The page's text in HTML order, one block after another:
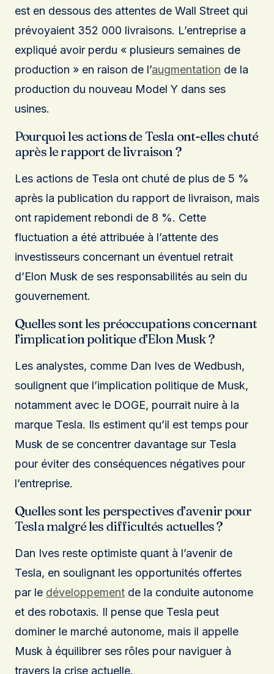
est en dessous des attentes de Wall Street qui
prévoyaient 352 000 livraisons. L’entreprise a
expliqué avoir perdu « plusieurs semaines de
production » en raison de l’augmentation de la
production du nouveau Model Y dans ses
usines.
Pourquoi les actions de Tesla ont-elles chuté
après le rapport de livraison ?
Les actions de Tesla ont chuté de plus de 5 %
après la publication du rapport de livraison, mais
ont rapidement rebondi de 8 %. Cette
fluctuation a été attribuée à l’attente des
investisseurs concernant un éventuel retrait
d’Elon Musk de ses responsabilités au sein du
gouvernement.
Quelles sont les préoccupations concernant
l’implication politique d’Elon Musk ?
Les analystes, comme Dan Ives de Wedbush,
soulignent que l’implication politique de Musk,
notamment avec le DOGE, pourrait nuire à la
marque Tesla. Ils estiment qu’il est temps pour
Musk de se concentrer davantage sur Tesla
pour éviter des conséquences négatives pour
l’entreprise.
Quelles sont les perspectives d’avenir pour
Tesla malgré les difficultés actuelles ?
Dan Ives reste optimiste quant à l’avenir de
Tesla, en soulignant les opportunités offertes
par le développement de la conduite autonome
et des robotaxis. Il pense que Tesla peut
dominer le marché autonome, mais il appelle
Musk à équilibrer ses rôles pour naviguer à
travers la crise actuelle.